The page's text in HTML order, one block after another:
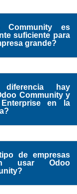
Community es
suficiente para
grande?
diferencia hay
Community y
en la
de empresas
usar Odoo